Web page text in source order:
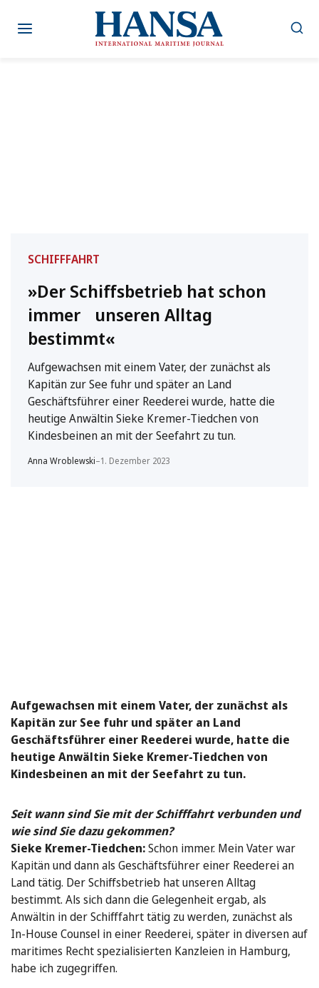
Inhalt
SCHIFFFAHRT
»Der Schiffsbetrieb hat schon
immer unseren Alltag
bestimmt«
Aufgewachsen mit einem Vater, der zunächst als
Kapitän zur See fuhr und später an Land
Geschäftsführer einer Reederei wurde, hatte die
heutige Anwältin Sieke Kremer-Tiedchen von
Kindesbeinen an mit der Seefahrt zu tun.
Anna Wroblewski–1. Dezember 2023
Aufgewachsen mit einem Vater, der zunächst als
Kapitän zur See fuhr und später an Land
Geschäftsführer einer Reederei wurde, hatte die
heutige Anwältin Sieke Kremer-Tiedchen von
Kindesbeinen an mit der Seefahrt zu tun.
Seit wann sind Sie mit der Schifffahrt verbunden und
wie sind Sie dazu gekommen?
Sieke Kremer-Tiedchen:Schon immer. Mein Vater war
Kapitän und dann als Geschäftsführer einer Reederei an
Land tätig. Der Schiffsbetrieb hat unseren Alltag
bestimmt. Als sich dann die Gelegenheit ergab, als
Anwältin in der Schifffahrt tätig zu werden, zunächst als
In-House Counsel in einer Reederei, später in diversen auf
maritimes Recht spezialisierten Kanzleien in Hamburg,
habe ich zugegriffen.